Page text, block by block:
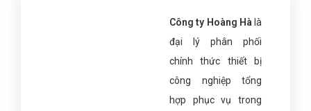
Công ty Hoàng Hà là
đại lý phân phối
chính thức thiết bị
công nghiệp tổng
hợp phục vụ trong